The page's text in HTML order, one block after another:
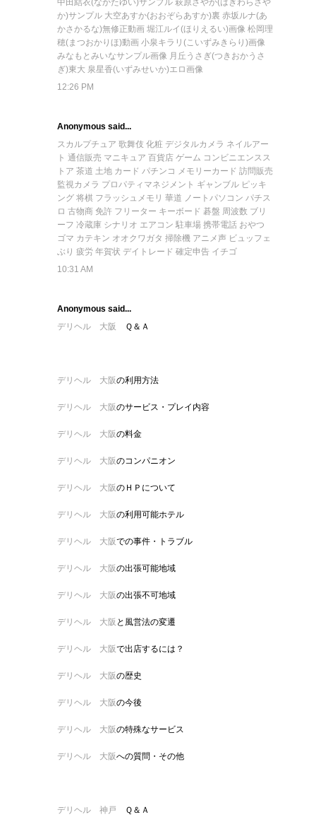
中田結衣(なかたゆい)サンプル 萩原さやか(はぎわらさや
か)サンプル 大空あすか(おおぞらあすか)裏 赤坂ルナ(あ
かさかるな)無修正動画 堀江ルイ(ほりえるい)画像 松岡理
穂(まつおかりほ)動画 小泉キラリ(こいずみきらり)画像
みなもとみいなサンプル画像 月丘うさぎ(つきおかうさ
ぎ)東大 泉星香(いずみせいか)エロ画像
12:26 PM
Anonymous said...
スカルプチュア 歌舞伎 化粧 デジタルカメラ ネイルアー
ト 通信販売 マニキュア 百貨店 ゲーム コンビニエンスス
トア 茶道 土地 カード パチンコ メモリーカード 訪問販売
監視カメラ プロパティマネジメント ギャンブル ピッキ
ング 将棋 フラッシュメモリ 華道 ノートパソコン パチス
ロ 古物商 免許 フリーター キーボード 碁盤 周波数 ブリ
ーフ 冷蔵庫 シナリオ エアコン 駐車場 携帯電話 おやつ
ゴマ カテキン オオクワガタ 掃除機 アニメ声 ビュッフェ
ぶり 疲労 年賀状 デイトレード 確定申告 イチゴ
10:31 AM
Anonymous said...
デリヘル 大阪
Ｑ＆Ａ
デリヘル 大阪の利用方法
デリヘル 大阪のサービス・プレイ内容
デリヘル 大阪の料金
デリヘル 大阪のコンパニオン
デリヘル 大阪のＨＰについて
デリヘル 大阪の利用可能ホテル
デリヘル 大阪での事件・トラブル
デリヘル 大阪の出張可能地域
デリヘル 大阪の出張不可地域
デリヘル 大阪 と風営法の変遷
デリヘル 大阪で出店するには？
デリヘル 大阪の歴史
デリヘル 大阪の今後
デリヘル 大阪の特殊なサービス
デリヘル 大阪への質問・その他
デリヘル 神戸 Ｑ＆Ａ